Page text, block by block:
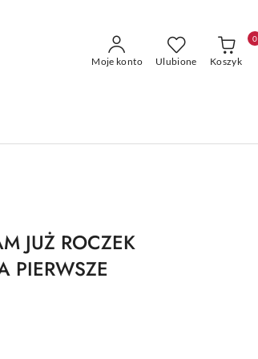
Moje konto Ulubione Koszyk
0
JUŻ ROCZEK
PIERWSZE